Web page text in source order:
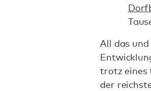
All das
trotz eines
der